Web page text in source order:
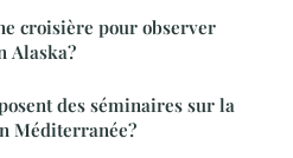
croisière pour observer
Alaska?
des séminaires sur la
Méditerranée?